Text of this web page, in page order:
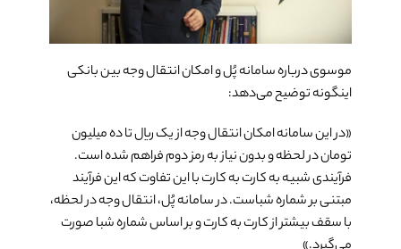
موسوی درباره سامانه پُل و امکان انتقال وجه بین بانکی
اینگونه توضیح می‌­دهد:
«در این سامانه امکان انتقال وجه از یک ریال تا ده میلیون
تومان در لحظه و بدون نیاز به رمز دوم فراهم شده است.
فرآیندی شبیه به کارت به کارت با این تفاوت که این فرآیند
مبتنی بر شماره شباست. در سامانه پُل، انتقال وجه در لحظه،
با سقف بیشتر از کارت به کارت و بر اساس شماره شبا صورت